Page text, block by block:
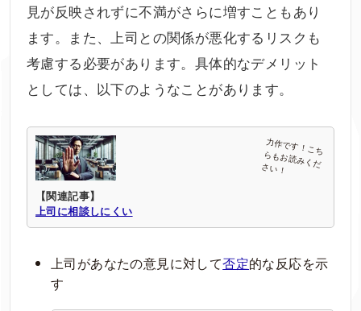
見が反映されずに不満がさらに増すこともあり
ます。また、上司との関係が悪化するリスクも
考慮する必要があります。具体的なデメリット
としては、以下のようなことがあります。
【関連記事】
上司に相談しにくい
上司があなたの意見に対して否定的な反応を示
す